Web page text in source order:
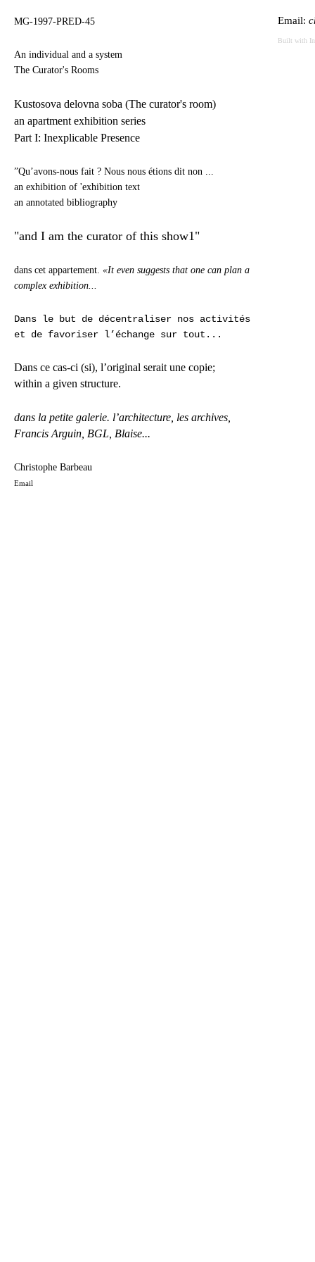
MG-1997-PRED-45
An individual and a system
The Curator's Rooms
Kustosova delovna soba (The curator's room)
an apartment exhibition series
Part I: Inexplicable Presence
”Qu’avons-nous fait ? Nous nous étions dit non ...
an exhibition of 'exhibition text
an annotated bibliography
"and I am the curator of this show1"
dans cet appartement. «It even suggests that one can plan a
complex exhibition...
Dans le but de décentraliser nos activités
et de favoriser l’échange sur tout...
Dans ce cas-ci (si), l’original serait une copie;
within a given structure.
dans la petite galerie. l’architecture, les archives,
Francis Arguin, BGL, Blaise...
Christophe Barbeau
Email
Email:
Built with